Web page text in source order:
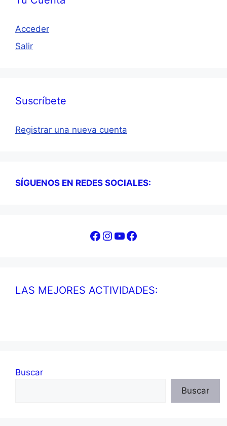
Acceder
Salir
Suscríbete
Registrar una nueva cuenta
SÍGUENOS EN REDES SOCIALES:
Facebook
Instagram
YouTube
Facebook
LAS MEJORES ACTIVIDADES:
Buscar
Buscar